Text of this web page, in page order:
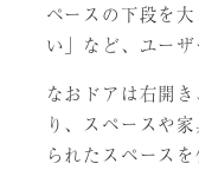
ペースの下段を
い」など、ユー
なおドアは右開
り、スペースや
られたスペース